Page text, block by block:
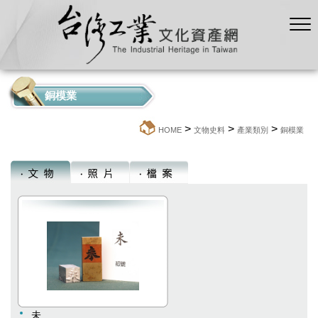
銅模業
HOME > 文物史料 > 產業類別 > 銅模業
未